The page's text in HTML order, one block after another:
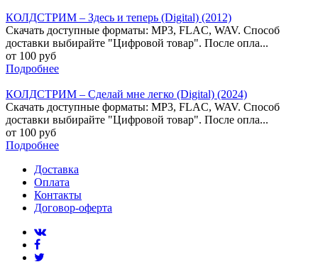
КОЛДСТРИМ – Здесь и теперь (Digital) (2012)
Скачать доступные форматы: MP3, FLAC, WAV. Способ
доставки выбирайте "Цифровой товар". После опла...
от 100 руб
Подробнее
КОЛДСТРИМ – Сделай мне легко (Digital) (2024)
Скачать доступные форматы: MP3, FLAC, WAV. Способ
доставки выбирайте "Цифровой товар". После опла...
от 100 руб
Подробнее
Доставка
Оплата
Контакты
Договор-оферта